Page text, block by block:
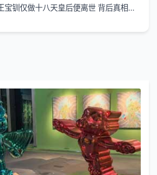
王宝钏仅做十八天皇后便离世 背后真相远比病逝更令人唏嘘